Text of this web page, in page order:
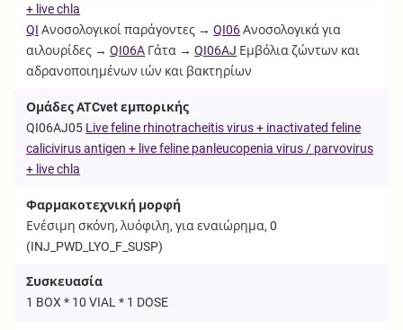
+ live chla
QI Ανοσολογικοί παράγοντες →QI06Ανοσολογικά για
αιλουρίδες →QI06A Γάτα →QI06AJ Εμβόλια ζώντων και
αδρανοποιημένων ιών και βακτηρίων
Ομάδες ATCvet εμπορικής
QI06AJ05 Live feline rhinotracheitis virus + inactivated feline
calicivirus antigen + live feline panleucopenia virus / parvovirus
+ live chla
Φαρμακοτεχνική μορφή
Ενέσιμη σκόνη, λυόφιλη, για εναιώρημα, 0
(INJ_PWD_LYO_F_SUSP)
Συσκευασία
1 BOX * 10 VIAL * 1 DOSE